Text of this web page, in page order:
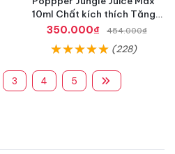
10ml Chất kích thích Tăng
khoái cảm An toàn
350.000₫ 454.000₫
(228)
3 4 5